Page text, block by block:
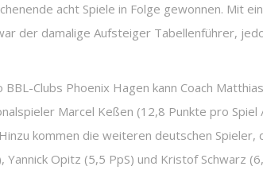
acht Spiele in Folge gewonnen. Mit
der damalige Aufsteiger Tabellenführer,
Clubs Phoenix Hagen kann Coach
Marcel Keßen (12,8 Punkte pro
kommen die weiteren deutschen
Yannick Opitz (5,5 PpS) und Kristof